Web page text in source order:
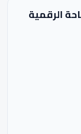
الرقمية